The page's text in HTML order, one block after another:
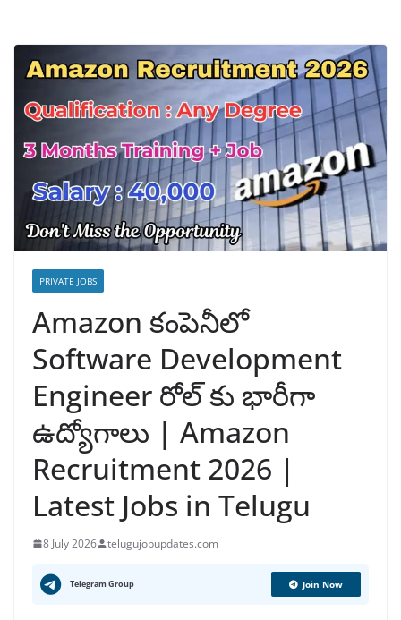
PRIVATE JOBS
Amazon కంపెనీలో
Software Development
Engineer రోల్ కు భారీగా
ఉద్యోగాలు | Amazon
Recruitment 2026 |
Latest Jobs in Telugu
8 July 2026 telugujobupdates.com
Telegram Group Join Now